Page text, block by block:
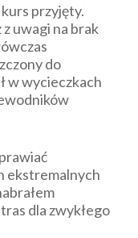
przyjęty.
z uwagi na brak
do
w wycieczkach
ekstremalnych
dla zwykłego